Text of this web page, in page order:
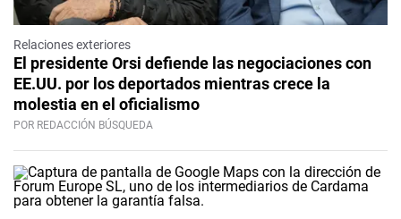
Relaciones exteriores
El presidente Orsi defiende las negociaciones con
EE.UU. por los deportados mientras crece la
molestia en el oficialismo
POR REDACCIÓN BÚSQUEDA